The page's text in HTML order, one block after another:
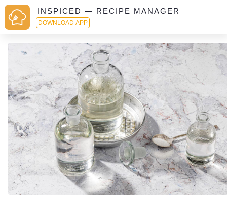
INSPICED — RECIPE MANAGER
DOWNLOAD APP